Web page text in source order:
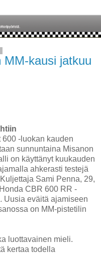
MM-kausi jatkuu
-luokan kauden
sunnuntaina Misanon
on käyttänyt kuukauden
ahkerasti testejä
Sami Penna, 29,
CBR 600 RR -
Uusia eväitä ajamiseen
on MM-pistetilin
luottavainen mieli.
kertaa todella